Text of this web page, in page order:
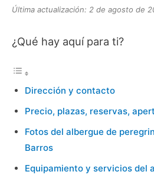
Última actualización: 2 de agosto de
¿Qué hay aquí para ti?
Dirección y contacto
Precio, plazas, reservas,
Fotos del albergue de
Barros
Equipamiento y servicios del